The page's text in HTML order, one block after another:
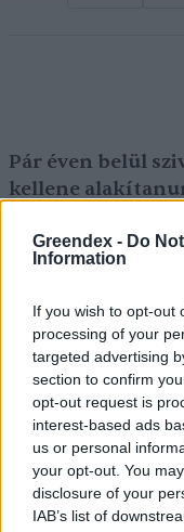
Greendex - Do
Information
If you wish to opt-out
processing of your
targeted advertising
section to confirm
opt-out request is
interest-based ads
us or personal
your opt-out. You
disclosure of your
IAB’s list of
Pár éven belül
kellene
PODCAST 2 perc
Negatív
miképp
ÉLŐ BOLYGÓNK 5 perc
Hogyan
természetes
5 perc